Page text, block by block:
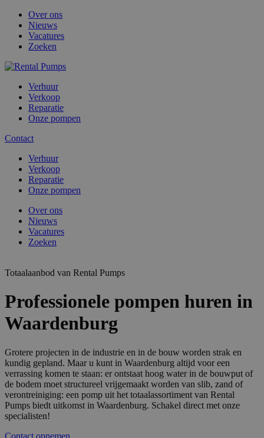
Over ons
Nieuws
Vacatures
Zoeken
Verhuur
Verkoop
Reparatie
Onze pompen
Contact
Verhuur
Verkoop
Reparatie
Onze pompen
Over ons
Nieuws
Vacatures
Zoeken
Totaalaanbod van Rental Pumps
Professionele pompen huren in
Waardenburg
Grotere projecten in de industrie en in de bouw worden strak en
kundig gepland. Maar u kunt in Waardenburg altijd voor een
verrassing komen te staan: er ontstaat hoog water in de bouwput of
de bodem moet structureel vrijgemaakt worden van slib, zand of
verontreiniging: een pomp uit het totaalassortiment van Rental
Pumps biedt uitkomst in Waardenburg. Schakel direct met onze
specialisten!
Contact opnemen